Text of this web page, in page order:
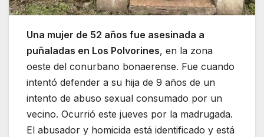
Una mujer de 52 años fue asesinada a
puñaladas en Los Polvorines, en la zona
oeste del conurbano bonaerense. Fue cuando
intentó defender a su hija de 9 años de un
intento de abuso sexual consumado por un
vecino. Ocurrió este jueves por la madrugada.
El abusador y homicida está identificado y está